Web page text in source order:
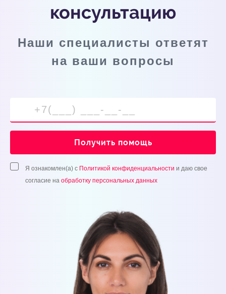
консультацию
Наши специалисты ответят
на ваши вопросы
Получить помощь
Я ознакомлен(а) с Политикой конфиденциальности и даю свое
согласие на обработку персональных данных